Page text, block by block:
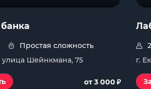
Простая сложность
улица Шейнкмана, 75
от 3 000 ₽
г.